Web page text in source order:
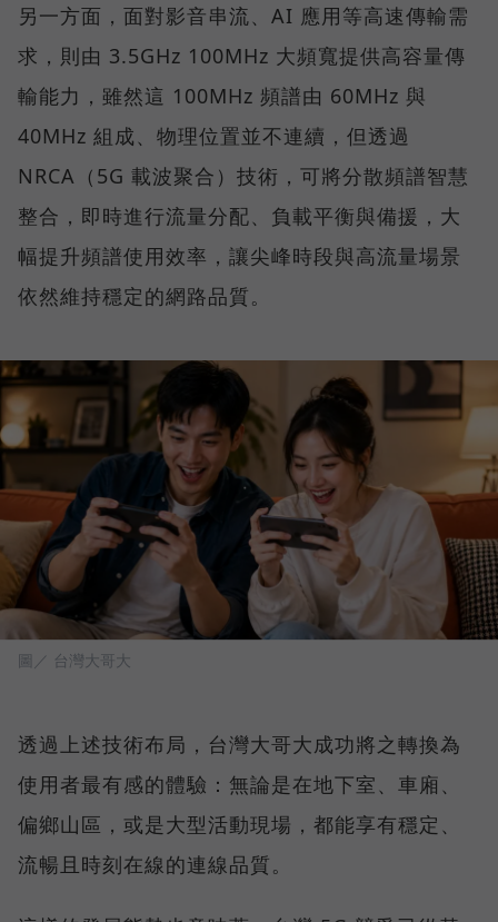
另一方面，面對影音串流、AI 應用等高速傳輸需
求，則由 3.5GHz 100MHz 大頻寬提供高容量傳
輸能力，雖然這 100MHz 頻譜由 60MHz 與
40MHz 組成、物理位置並不連續，但透過
NRCA（5G 載波聚合）技術，可將分散頻譜智慧
整合，即時進行流量分配、負載平衡與備援，大
幅提升頻譜使用效率，讓尖峰時段與高流量場景
依然維持穩定的網路品質。
圖／ 台灣大哥大
透過上述技術布局，台灣大哥大成功將之轉換為
使用者最有感的體驗：無論是在地下室、車廂、
偏鄉山區，或是大型活動現場，都能享有穩定、
流暢且時刻在線的連線品質。